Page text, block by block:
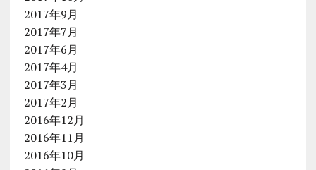
2017年9月
2017年7月
2017年6月
2017年4月
2017年3月
2017年2月
2016年12月
2016年11月
2016年10月